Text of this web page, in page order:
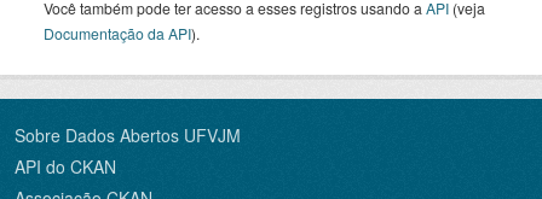
Você também pode ter acesso a esses registros usando a API (veja
Documentação da API).
Sobre Dados Abertos UFVJM
API do CKAN